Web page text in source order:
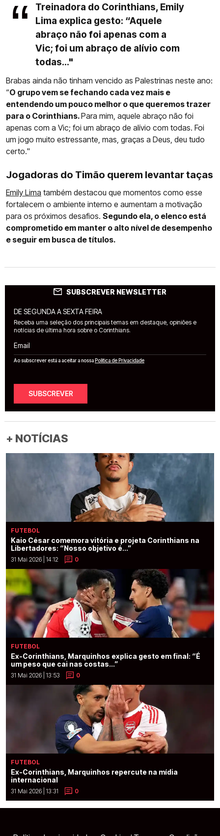
Treinadora do Corinthians, Emily
Lima explica gesto: “Aquele
abraço não foi apenas com a
Vic; foi um abraço de alívio com
todas..."
Brabas ainda não tinham vencido as Palestrinas neste ano:
“O grupo vem se fechando cada vez mais e
entendendo um pouco melhor o que queremos trazer
para o Corinthians.Para mim, aquele abraço não foi
apenas com a Vic; foi um abraço de alívio com todas. Foi
um jogo muito estressante, mas, graças a Deus, deu tudo
certo."
Jogadoras do Timão querem levantar taças
Emily Lima também destacou que momentos como esse
fortalecem o ambiente interno e aumentam a motivação
para os próximos desafios. Segundo ela, o elenco está
comprometido em manter o alto nível de desempenho
e seguir em busca de títulos.
SUBSCREVER NEWSLETTER
DE SEGUNDA A SEXTA FEIRA
Receba uma seleção dos principais temas em destaque, opiniões e
notícias de última hora sobre o Corinthians.
Email
Ao subscrever está a aceitar a nossaPolítica de Privacidade
SUBSCREVER
+ NOTÍCIAS
FUTEBOL
Kaio César comemora vitória e projeta Corinthians na
Libertadores: “Nosso objetivo é...”
31 Mai 2026 | 14:12 0
FUTEBOL
Ex-Corinthians, Marquinhos explica gesto em final: “É
um peso que cai nas costas...”
31 Mai 2026 | 13:53 0
FUTEBOL
Ex-Corinthians, Marquinhos repercute na mídia
internacional
31 Mai 2026 | 13:31 0